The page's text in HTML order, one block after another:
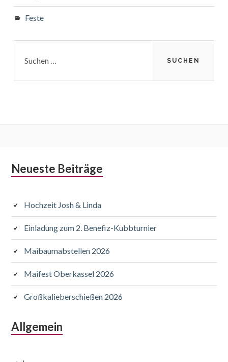
Feste
nach:
Subsidiary
Neueste Beiträge
Hochzeit Josh & Linda
Einladung zum 2. Benefiz-Kubbturnier
Maibaumabstellen 2026
Maifest Oberkassel 2026
Großkalieberschießen 2026
Allgemein